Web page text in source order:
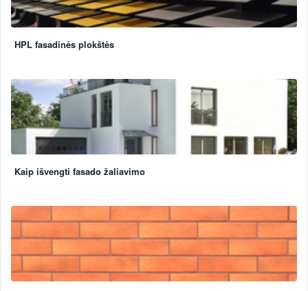
HPL fasadinės plokštės
Kaip išvengti fasado žaliavimo